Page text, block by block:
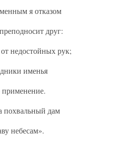
я отказом
друг:
недостойных рук;
именья
похвальный дам
небесам».